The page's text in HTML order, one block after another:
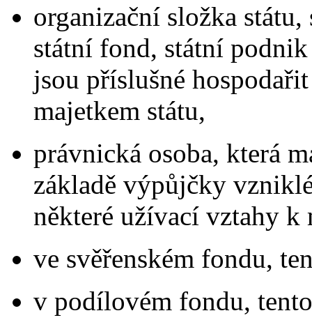
organizační složka
státní fond, státní
jsou příslušné
majetkem státu,
právnická osoba, která
základě výpůjčky
některé užívací vztahy k
ve svěřenském fondu,
v podílovém fondu,